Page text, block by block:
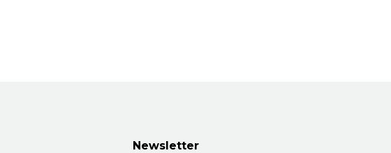
Newsletter